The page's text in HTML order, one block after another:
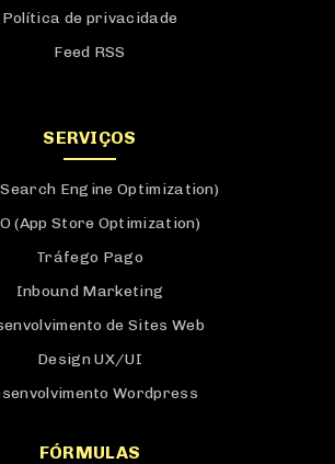
Política de privacidade
Feed RSS
SERVIÇOS
Engine Optimization)
(App Store Optimization)
Tráfego Pago
Inbound Marketing
de Sites Web
Design UX/UI
Wordpress
FÓRMULAS